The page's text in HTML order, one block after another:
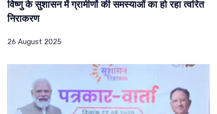
विष्णु के सुशासन में ग्रामीणों की समस्याओं का हो रहा त्वरित
निराकरण
26 August 2025